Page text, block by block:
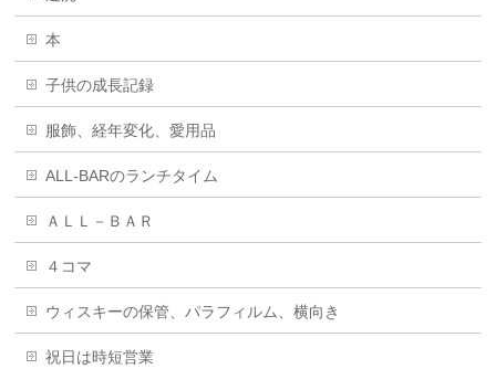
本
子供の成長記録
服飾、経年変化、愛用品
ALL-BARのランチタイム
ＡＬＬ－ＢＡＲ
４コマ
ウィスキーの保管、パラフィルム、横向き
祝日は時短営業